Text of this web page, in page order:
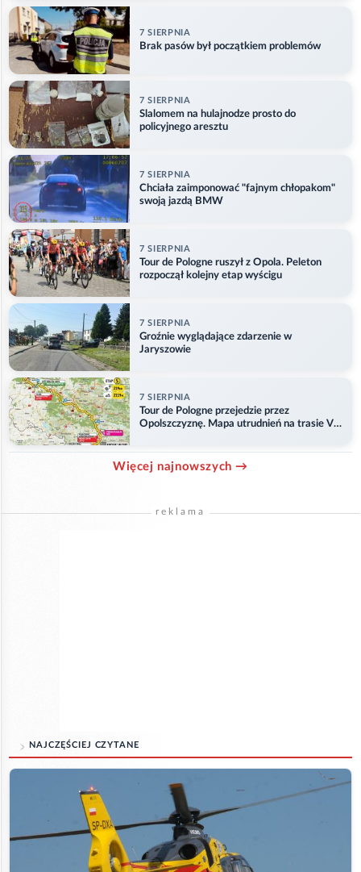
7 SIERPNIA
Brak pasów był początkiem problemów
7 SIERPNIA
Slalomem na hulajnodze prosto do
policyjnego aresztu
7 SIERPNIA
Chciała zaimponować "fajnym chłopakom"
swoją jazdą BMW
7 SIERPNIA
Tour de Pologne ruszył z Opola. Peleton
rozpoczął kolejny etap wyścigu
7 SIERPNIA
Groźnie wyglądające zdarzenie w
Jaryszowie
7 SIERPNIA
Tour de Pologne przejedzie przez
Opolszczyznę. Mapa utrudnień na trasie V
Więcej najnowszych →
reklama
NAJCZĘŚCIEJ CZYTANE